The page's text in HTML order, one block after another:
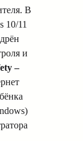
В
10/11
и
–